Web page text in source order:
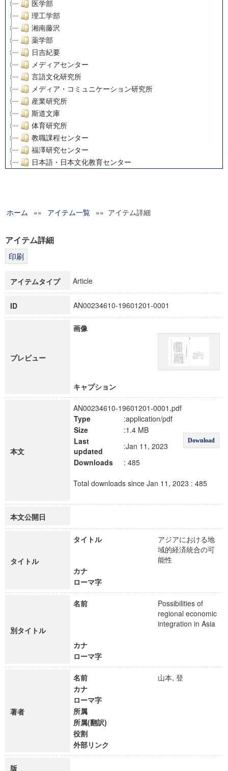
医学部
理工学部
湘南藤沢
薬学部
日吉紀要
メディアセンター
言語文化研究所
メディア・コミュニケーション研究所
産業研究所
斯道文庫
体育研究所
教職課程センター
福澤研究センター
日本語・日本文化教育センター
グローバルリサーチインスティテュート
科学研究費補助金研究成果報告書
博士課程教育リーディングプログラム「超成熟社会発展のサ
ホーム »» アイテム一覧 »» アイテム詳細
アイテム詳細
アイテムタイプ Article
ID AN00234610-19601201-0001
プレビュー
画像
キャプション
本文
AN00234610-19601201-0001.pdf
Type
:application/pdf
Download
Size
:1.4 MB
Last
updated
:Jan 11, 2023
Downloads
: 485
Total downloads since Jan 11, 2023 : 485
本文公開日
タイトル
タイトル
アジアにおける地
域的経済統合の可
能性
カナ
ローマ字
別タイトル
名前
Possibilities of
regional economic
integration in Asia
カナ
ローマ字
著者
名前
山本, 登
カナ
ローマ字
所属
所属(翻訳)
役割
外部リンク
版